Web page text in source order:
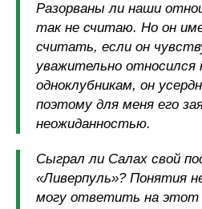
Разорваны ли наши
так не считаю. Но он
считать, если он
уважительно относился
одноклубникам, он
поэтому для меня его
неожиданностью.
Сыграл ли Салах свой
«Ливерпуль»? Понятия
могу ответить на этот